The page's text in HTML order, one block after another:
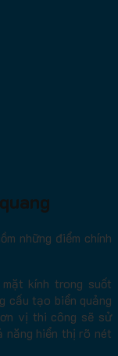
những điểm chính
kính trong suốt
cấu tạo biển quảng
vị thi công sẽ sử
năng hiển thị rõ nét